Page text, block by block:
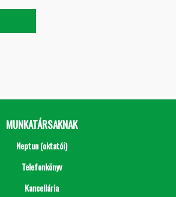
MUNKATÁRSAKNAK
Neptun (oktatói)
Telefonkönyv
Kancellária